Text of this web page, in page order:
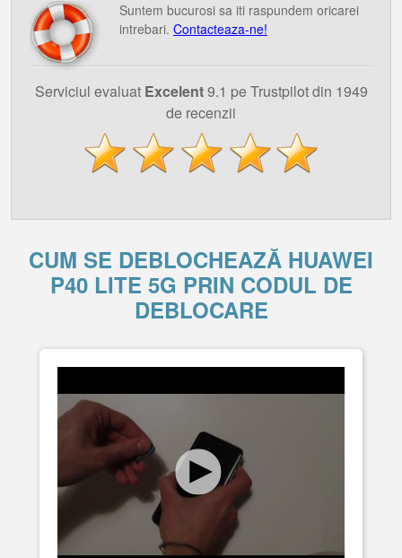
Suntem bucurosi sa iti raspundem oricarei
intrebari. Contacteaza-ne!
Serviciul evaluat Excelent9.1 pe Trustpilot din 1949
de recenzii
CUM SE DEBLOCHEAZĂ HUAWEI
P40 LITE 5G PRIN CODUL DE
DEBLOCARE